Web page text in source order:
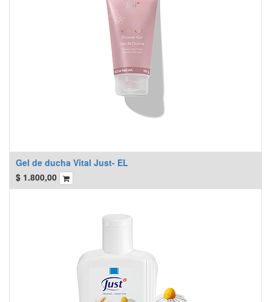
Gel de ducha Vital Just- EL
$ 1.800,00